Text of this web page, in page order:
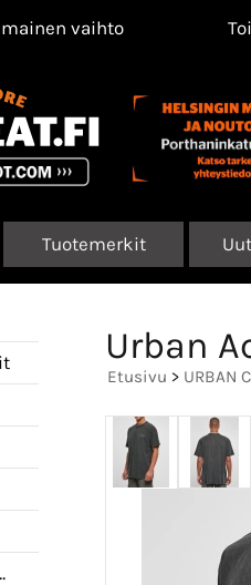
vaihto
Tuotemerkit
Urban
Etusivu > URBAN